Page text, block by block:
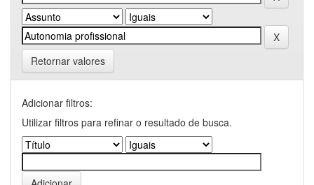
Retornar valores
Adicionar filtros:
Utilizar filtros para refinar o resultado de busca.